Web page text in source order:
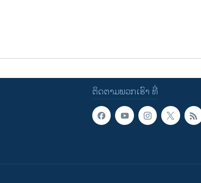
ຕິດຕາມພວກເຮົາ ທີ່